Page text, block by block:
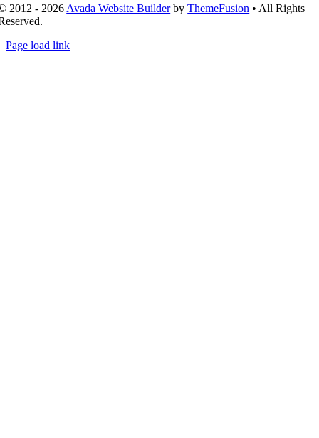
2012 - 2026 Avada Website BuilderbyThemeFusion • All Rights
Page load link